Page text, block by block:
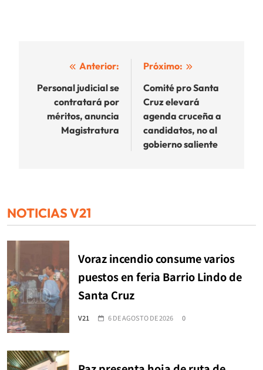
Navegación
de
entradas
Anterior:
Personal judicial se
contratará por
méritos, anuncia
Magistratura
Próximo:
Comité pro Santa
Cruz elevará
agenda cruceña a
candidatos, no al
gobierno saliente
NOTICIAS V21
Voraz incendio consume varios
puestos en feria Barrio Lindo de
Santa Cruz
V21 6 DE AGOSTO DE 2026 0